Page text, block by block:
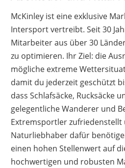
McKinley ist eine exklusive
Intersport vertreibt. Seit 30
Mitarbeiter aus über 30
zu optimieren. Ihr Ziel: die
mögliche extreme
damit du jederzeit geschützt
dass Schlafsäcke, Rucksäcke
gelegentliche Wanderer und
Extremsportler zufriedenstellt
Naturliebhaber dafür
einen hohen Stellenwert auf
hochwertigen und robusten